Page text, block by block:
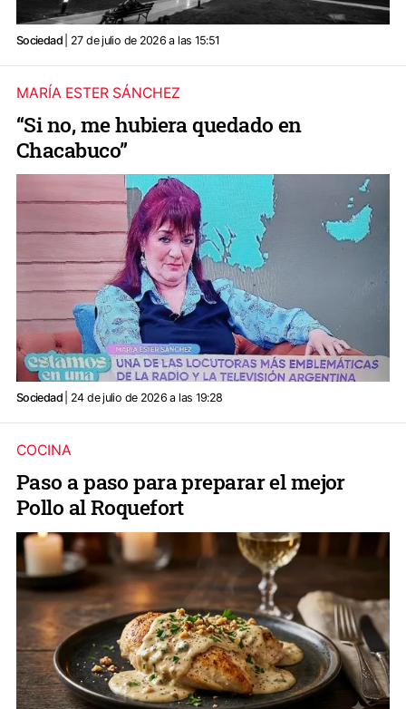
Sociedad | 27 de julio de 2026 a las 15:51
MARÍA ESTER SÁNCHEZ
“Si no, me hubiera quedado en
Chacabuco”
Sociedad | 24 de julio de 2026 a las 19:28
COCINA
Paso a paso para preparar el mejor
Pollo al Roquefort